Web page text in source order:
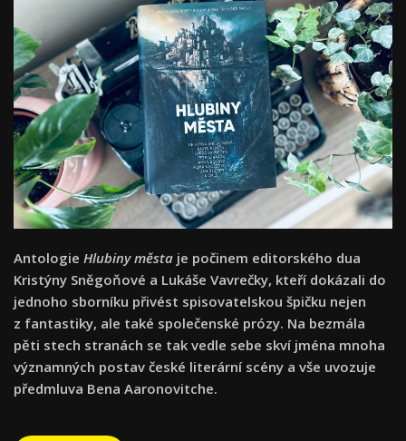
Antologie Hlubiny města je počinem editorského dua
Kristýny Sněgoňové a Lukáše Vavrečky, kteří dokázali do
jednoho sborníku přivést spisovatelskou špičku nejen
z fantastiky, ale také společenské prózy. Na bezmála
pěti stech stranách se tak vedle sebe skví jména mnoha
významných postav české literární scény a vše uvozuje
předmluva Bena Aaronovitche.